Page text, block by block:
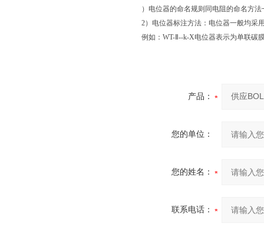
）电位器的命名规则同电阻的命名方
2）电位器标注方法：电位器一般均采
例如：WT-Ⅱ--k-X电位器表示为单联碳
产品：
您的单位：
您的姓名：
联系电话：